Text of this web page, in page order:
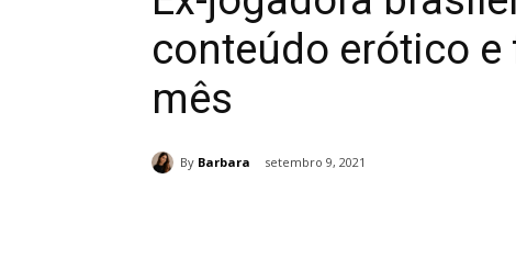
conteúdo erótico e
mês
By Barbara setembro 9, 2021